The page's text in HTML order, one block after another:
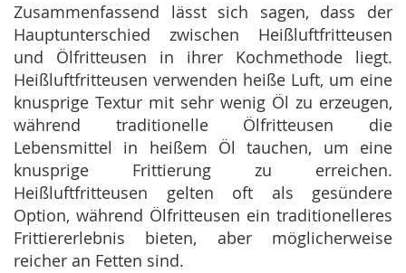
Zusammenfassend lässt sich sagen, dass der
Hauptunterschied zwischen Heißluftfritteusen
und Ölfritteusen in ihrer Kochmethode liegt.
Heißluftfritteusen verwenden heiße Luft, um eine
knusprige Textur mit sehr wenig Öl zu erzeugen,
während traditionelle Ölfritteusen die
Lebensmittel in heißem Öl tauchen, um eine
knusprige Frittierung zu erreichen.
Heißluftfritteusen gelten oft als gesündere
Option, während Ölfritteusen ein traditionelleres
Frittiererlebnis bieten, aber möglicherweise
reicher an Fetten sind.